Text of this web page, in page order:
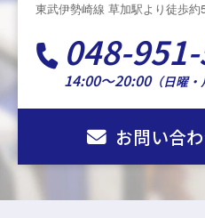
東武伊勢崎線 草加駅より徒歩約
048-
14:00～20:00（日曜・
お問い合